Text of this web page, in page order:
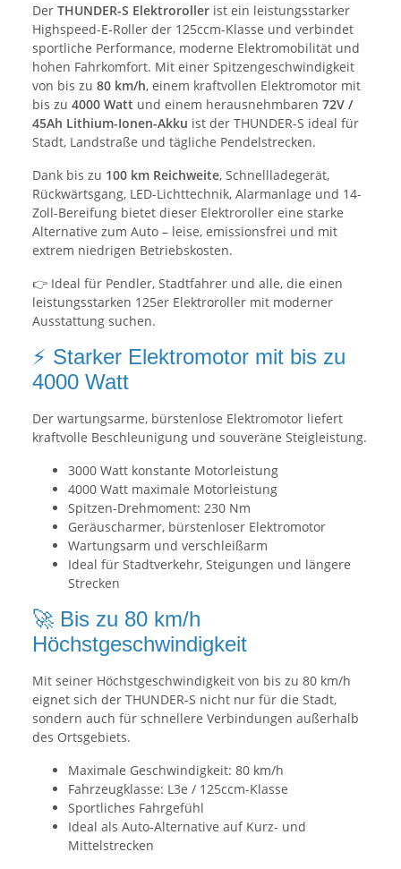
Der THUNDER-S Elektroroller ist ein leistungsstarker
Highspeed-E-Roller der 125ccm-Klasse und verbindet
sportliche Performance, moderne Elektromobilität und
hohen Fahrkomfort. Mit einer Spitzengeschwindigkeit
von bis zu 80 km/h, einem kraftvollen Elektromotor mit
bis zu 4000 Watt und einem herausnehmbaren 72V /
45Ah Lithium-Ionen-Akku ist der THUNDER-S ideal für
Stadt, Landstraße und tägliche Pendelstrecken.
Dank bis zu 100 km Reichweite, Schnellladegerät,
Rückwärtsgang, LED-Lichttechnik, Alarmanlage und 14-
Zoll-Bereifung bietet dieser Elektroroller eine starke
Alternative zum Auto – leise, emissionsfrei und mit
extrem niedrigen Betriebskosten.
👉 Ideal für Pendler, Stadtfahrer und alle, die einen
leistungsstarken 125er Elektroroller mit moderner
Ausstattung suchen.
⚡ Starker Elektromotor mit bis zu
4000 Watt
Der wartungsarme, bürstenlose Elektromotor liefert
kraftvolle Beschleunigung und souveräne Steigleistung.
3000 Watt konstante Motorleistung
4000 Watt maximale Motorleistung
Spitzen-Drehmoment: 230 Nm
Geräuscharmer, bürstenloser Elektromotor
Wartungsarm und verschleißarm
Ideal für Stadtverkehr, Steigungen und längere
Strecken
🚀 Bis zu 80 km/h
Höchstgeschwindigkeit
Mit seiner Höchstgeschwindigkeit von bis zu 80 km/h
eignet sich der THUNDER-S nicht nur für die Stadt,
sondern auch für schnellere Verbindungen außerhalb
des Ortsgebiets.
Maximale Geschwindigkeit: 80 km/h
Fahrzeugklasse: L3e / 125ccm-Klasse
Sportliches Fahrgefühl
Ideal als Auto-Alternative auf Kurz- und
Mittelstrecken